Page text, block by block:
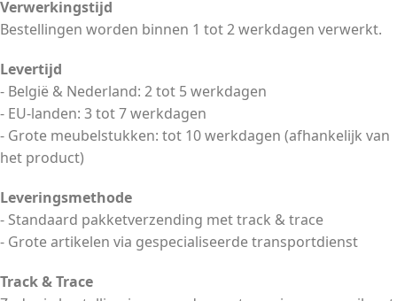
Verwerkingstijd
Bestellingen worden binnen 1 tot 2 werkdagen verwerkt.
Levertijd
- België & Nederland: 2 tot 5 werkdagen
- EU-landen: 3 tot 7 werkdagen
- Grote meubelstukken: tot 10 werkdagen (afhankelijk van
het product)
Leveringsmethode
- Standaard pakketverzending met track & trace
- Grote artikelen via gespecialiseerde transportdienst
Track & Trace